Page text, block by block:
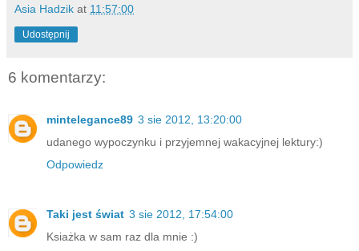
Asia Hadzik at 11:57:00
Udostępnij
6 komentarzy:
mintelegance89 3 sie 2012, 13:20:00
udanego wypoczynku i przyjemnej wakacyjnej lektury:)
Odpowiedz
Taki jest świat 3 sie 2012, 17:54:00
Ksiażka w sam raz dla mnie :)